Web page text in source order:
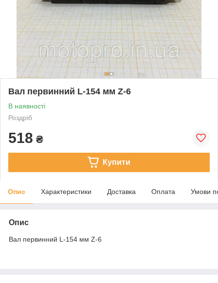
Вал первинний L-154 мм Z-6
В наявності
Роздріб
518 ₴
Купити
Опис Характеристики Доставка Оплата Умови
Опис
Вал первинний L-154 мм Z-6